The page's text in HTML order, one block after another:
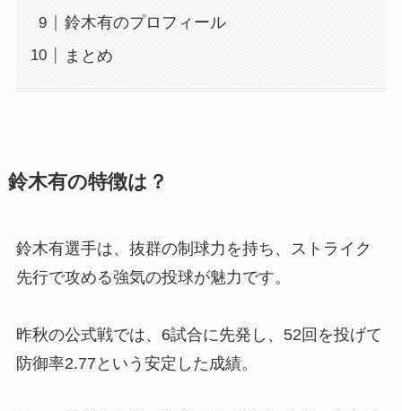
鈴木有のプロフィール
まとめ
鈴木有の特徴は？
鈴木有選手は、抜群の制球力を持ち、ストライク
先行で攻める強気の投球が魅力です。
昨秋の公式戦では、6試合に先発し、52回を投げて
防御率2.77という安定した成績。